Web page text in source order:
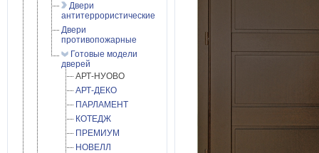
Двери
антитеррористические
Двери
противопожарные
Готовые модели
дверей
АРТ-НУОВО
АРТ-ДЕКО
ПАРЛАМЕНТ
КОТЕДЖ
ПРЕМИУМ
НОВЕЛЛ